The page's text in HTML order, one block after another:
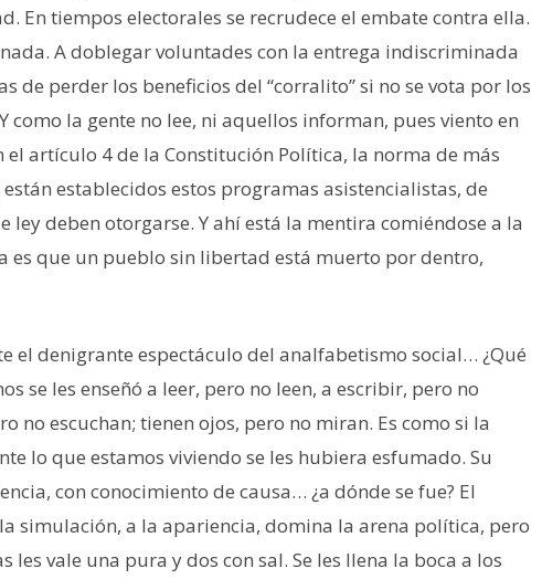
En tiempos electorales se recrudece el embate contra ella.
A doblegar voluntades con la entrega indiscriminada
de perder los beneficios del “corralito” si no se vota por los
como la gente no lee, ni aquellos informan, pues viento en
el artículo 4 de la Constitución Política, la norma de más
establecidos estos programas asistencialistas, de
ley deben otorgarse. Y ahí está la mentira comiéndose a la
es que un pueblo sin libertad está muerto por dentro,
el denigrante espectáculo del analfabetismo social… ¿Qué
se les enseñó a leer, pero no leen, a escribir, pero no
no escuchan; tienen ojos, pero no miran. Es como si la
lo que estamos viviendo se les hubiera esfumado. Su
con conocimiento de causa… ¿a dónde se fue? El
simulación, a la apariencia, domina la arena política, pero
vale una pura y dos con sal. Se les llena la boca a los